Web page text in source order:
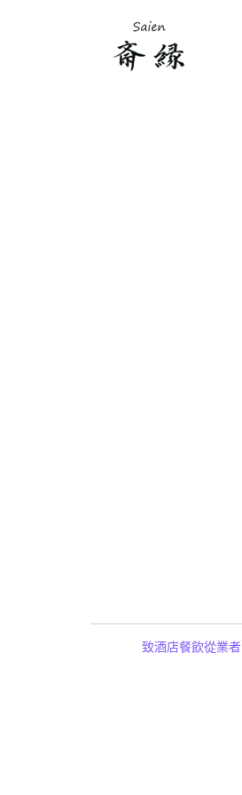
致酒店餐飲從業者